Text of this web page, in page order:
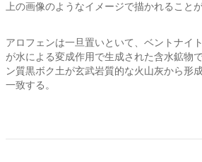
上の画像のようなイメージで描かれることが
アロフェンは一旦置いといて、ベントナイ
が水による変成作用で生成された含水鉱物
ン質黒ボク土が玄武岩質的な火山灰から形
一致する。